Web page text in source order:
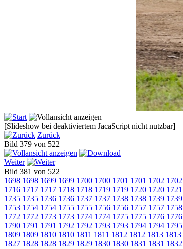
[Slideshow bei deaktiviertem JacaScript nicht nutzbar]
Zurück
Bild 379 von 522
Weiter
Bild 381 von 522
1698 1698 1699 1699 1700 1700 1701 1701 1702 1702
1716 1717 1717 1718 1718 1719 1719 1720 1720 1721
1735 1735 1736 1736 1737 1737 1738 1738 1739 1739
1753 1754 1754 1755 1755 1756 1756 1757 1757 1758
1772 1772 1773 1773 1774 1774 1775 1775 1776 1776
1790 1791 1791 1792 1792 1793 1793 1794 1794 1795
1809 1809 1810 1810 1811 1811 1812 1812 1813 1813
1827 1828 1828 1829 1829 1830 1830 1831 1831 1832